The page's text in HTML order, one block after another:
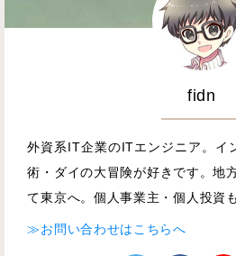
fidn
外資系IT企業のITエンジニア。イ
術・ダイの大冒険が好きです。地
て東京へ。個人事業主・個人投資
≫お問い合わせはこちらへ